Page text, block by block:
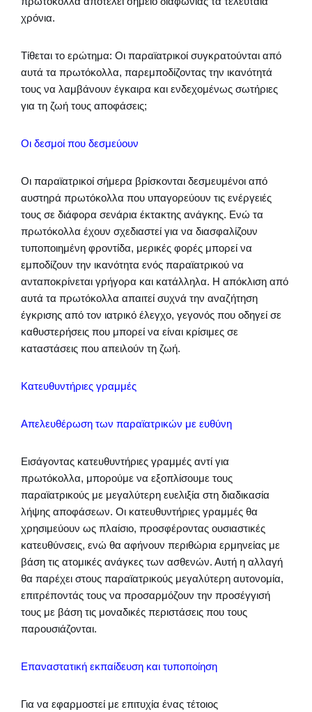
χρόνια.
Τίθεται το ερώτημα: Οι παραϊατρικοί συγκρατούνται από
αυτά τα πρωτόκολλα, παρεμποδίζοντας την ικανότητά
τους να λαμβάνουν έγκαιρα και ενδεχομένως σωτήριες
για τη ζωή τους αποφάσεις;
Οι δεσμοί που δεσμεύουν
Οι παραϊατρικοί σήμερα βρίσκονται δεσμευμένοι από
αυστηρά πρωτόκολλα που υπαγορεύουν τις ενέργειές
τους σε διάφορα σενάρια έκτακτης ανάγκης. Ενώ τα
πρωτόκολλα έχουν σχεδιαστεί για να διασφαλίζουν
τυποποιημένη φροντίδα, μερικές φορές μπορεί να
εμποδίζουν την ικανότητα ενός παραϊατρικού να
ανταποκρίνεται γρήγορα και κατάλληλα. Η απόκλιση από
αυτά τα πρωτόκολλα απαιτεί συχνά την αναζήτηση
έγκρισης από τον ιατρικό έλεγχο, γεγονός που οδηγεί σε
καθυστερήσεις που μπορεί να είναι κρίσιμες σε
καταστάσεις που απειλούν τη ζωή.
Κατευθυντήριες γραμμές
Απελευθέρωση των παραϊατρικών με ευθύνη
Εισάγοντας κατευθυντήριες γραμμές αντί για
πρωτόκολλα, μπορούμε να εξοπλίσουμε τους
παραϊατρικούς με μεγαλύτερη ευελιξία στη διαδικασία
λήψης αποφάσεων. Οι κατευθυντήριες γραμμές θα
χρησιμεύουν ως πλαίσιο, προσφέροντας ουσιαστικές
κατευθύνσεις, ενώ θα αφήνουν περιθώρια ερμηνείας με
βάση τις ατομικές ανάγκες των ασθενών. Αυτή η αλλαγή
θα παρέχει στους παραϊατρικούς μεγαλύτερη αυτονομία,
επιτρέποντάς τους να προσαρμόζουν την προσέγγισή
τους με βάση τις μοναδικές περιστάσεις που τους
παρουσιάζονται.
Επαναστατική εκπαίδευση και τυποποίηση
Για να εφαρμοστεί με επιτυχία ένας τέτοιος